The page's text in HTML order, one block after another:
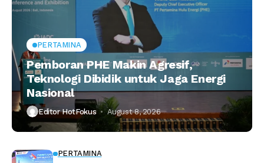
PERTAMINA
Pemboran PHE Makin Agresif,
Teknologi Dibidik untuk Jaga Energi
Nasional
Editor HotFokus August 8, 2026
PERTAMINA